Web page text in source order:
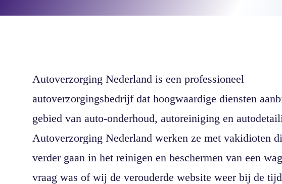
Autoverzorging Nederland is een professioneel
autoverzorgingsbedrijf dat hoogwaardige diensten
gebied van auto-onderhoud, autoreiniging en
Autoverzorging Nederland werken ze met vakidioten
verder gaan in het reinigen en beschermen van een
vraag was of wij de verouderde website weer bij de